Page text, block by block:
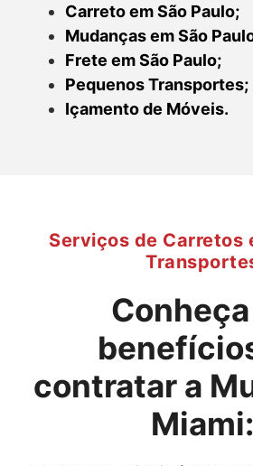
Carreto em São Paulo;
Mudanças em São
Frete em São Paulo;
Pequenos Transportes;
Içamento de Móveis.
Serviços de Carretos
contratar a
Miami: